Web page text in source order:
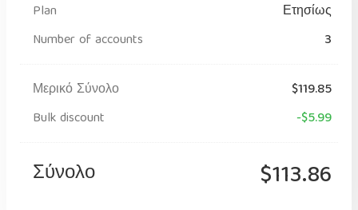
Plan
Ετησίως
Number of accounts
3
Μερικό Σύνολο
$119.85
Bulk discount
-$5.99
Σύνολο $113.86